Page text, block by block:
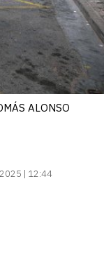
ALONSO
| 12:44